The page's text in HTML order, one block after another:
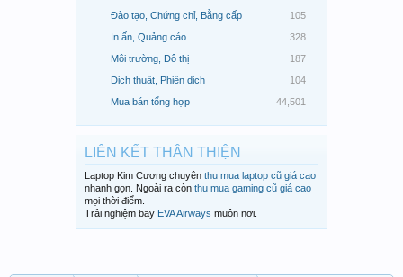
Đào tạo, Chứng chỉ, Bằng cấp
105
In ấn, Quảng cáo
328
Môi trường, Đô thị
187
Dịch thuật, Phiên dịch
104
Mua bán tổng hợp
44,501
LIÊN KẾT THÂN THIỆN
Laptop Kim Cương chuyên thu mua laptop cũ giá cao
nhanh gọn. Ngoài ra còn thu mua gaming cũ giá cao
mọi thời điểm.
Trải nghiệm bay EVA Airways muôn nơi.